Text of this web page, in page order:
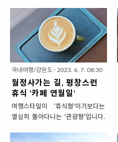
물의 맛에 홀딱 반했답니다. 일행이
많을 때는 절대 음식 사진을 찍지 않
는 매너를 가지고 있습니다만, 그것
도 무려~ 시부모님을 잠시 기다리
게 하고 사진을 찍을 정도로 맛있어
요. 오래 기다리시게 할 수 없어 사
진이 얼마 ..
는 음식입니다만, 평창까지 가서 굳
이... 순댓국 먹고 왔습니다. 여행 중
에 단톡방 친구 한뇬이 이렇게 말하
더라고요. "야.. 정애 저뇬 어제부터
지금까지 쌀 한톨을 안먹었어" 하긴
막국수, 닭강정, 맥주, 커피, 베이
랑 반찬이 먹고 싶어졌어요. 아침에
흥정 계곡에 시리도록 발을 담그고
와서 뜨끈한 국물이 땡기도 했고. 아
뭏튼 흥정 계곡에서 가까운 곳에 봉
요. 후기가 좋은 옥봉식당에서 순댓
국내여행/강원도 · 2023. 6. 7. 08:30
월정사가는 길, 평창스런
휴식 '카페 연월일'
여행스타일이 '휴식형'이기보다는
열심히 돌아다니는 '관광형'입니다.
문에 부지런히 걷고 운전해서 돌아